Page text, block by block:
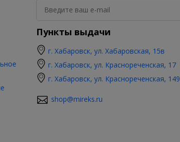
Пункты выдачи
г. Хабаровск, ул. Хабаровская, 15в
г. Хабаровск, ул. Краснореченская, 17
г. Хабаровск, ул. Краснореченская, 149
shop@mireks.ru